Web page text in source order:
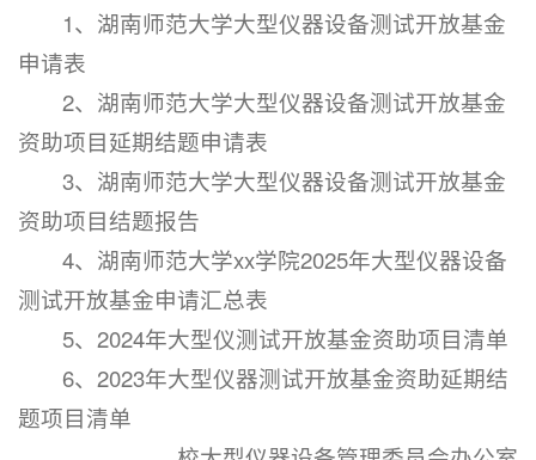
1、湖南师范大学大型仪器设备测试开放基金
申请表
2、湖南师范大学大型仪器设备测试开放基金
资助项目延期结题申请表
3、湖南师范大学大型仪器设备测试开放基金
资助项目结题报告
4、湖南师范大学xx学院2025年大型仪器设备
测试开放基金申请汇总表
5、2024年大型仪测试开放基金资助项目清单
6、2023年大型仪器测试开放基金资助延期结
题项目清单